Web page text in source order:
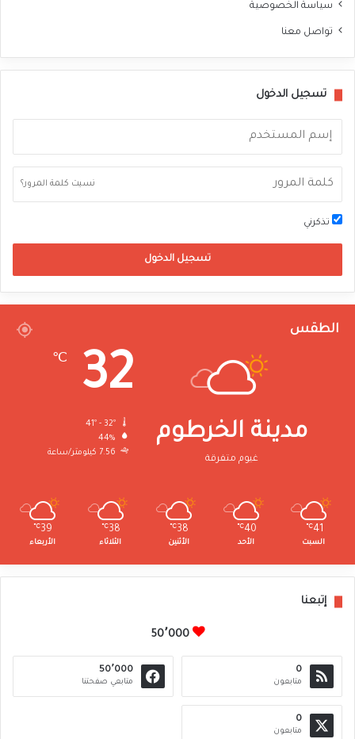
سياسة الخصوصية
تواصل معنا
تسجيل الدخول
نسيت كلمة المرور؟
تذكرني
تسجيل الدخول
الطقس
مدينة الخرطوم
غيوم متفرقة
32
℃
44%
7.56 كيلومتر/ساعة
41
℃
السبت
40
℃
الأحد
38
℃
الأثنين
38
℃
الثلاثاء
39
℃
الأربعاء
إتبعنا
50٬000
0
متابعون
50٬000
متابعي صفحتنا
0
متابعون